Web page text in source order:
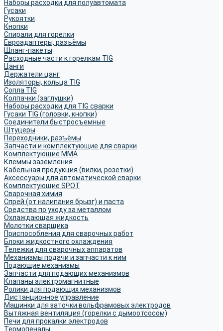
Наборы расходки для полуавтомата
Гусаки
Рукоятки
Кнопки
Спирали для горелки
Евроадаптеры, разъёмы
Шланг-пакеты
Расходные части к горелкам TIG
Цанги
Держатели цанг
Изоляторы, кольца TIG
Сопла TIG
Колпачки (заглушки)
Наборы расходки для TIG сварки
Гусаки TIG (головки, кнопки)
Соединители быстросъемные
Штуцеры
Переходники, разъёмы
Запчасти и комплектующие для сварки
Комплектующие ММА
Клеммы заземления
Кабельная продукция (вилки, розетки)
Аксессуары для автоматической сварки
Комплектующие SPOT
Сварочная химия
Спрей (от налипания брызг) и паста
Средства по уходу за металлом
Охлаждающая жидкость
Молотки сварщика
Приспособления для сварочных работ
Блоки жидкостного охлаждения
Тележки для сварочных аппаратов
Механизмы подачи и запчасти к ним
Подающие механизмы
Запчасти для подающих механизмов
Клапаны электромагнитные
Ролики для подающих механизмов
Дистанционное управление
Машинки для заточки вольфрамовых электродов
Вытяжная вентиляция (горелки с дымоотсосом)
Печи для прокалки электродов
Термопеналы